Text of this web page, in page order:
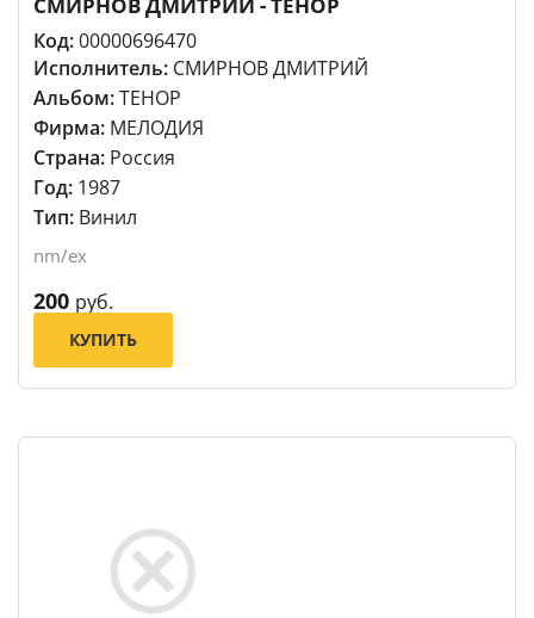
Код:00000696470
Исполнитель: СМИРНОВ ДМИТРИЙ
Альбом:ТЕНОР
Фирма: МЕЛОДИЯ
Страна: Россия
Год: 1987
Тип: Винил
nm/ex
200 руб.
КУПИТЬ